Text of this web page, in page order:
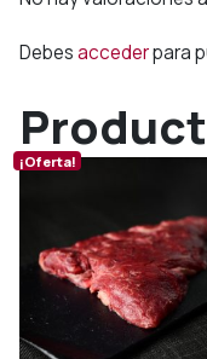
Debesaccederpara
¡Oferta!